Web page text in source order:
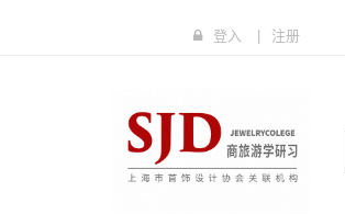
登入 注册